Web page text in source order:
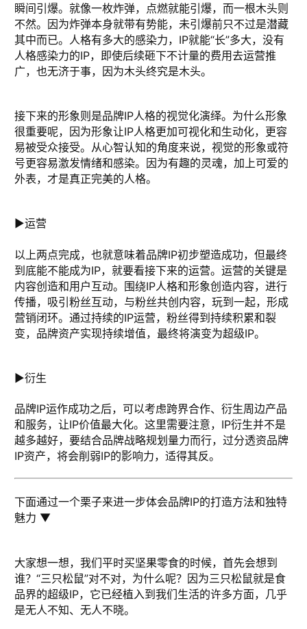
瞬间引爆。就像一枚炸弹，点燃就能引爆，而一根木头则
不然。因为炸弹本身就带有势能，未引爆前只不过是潜藏
其中而已。人格有多大的感染力，IP就能“长”多大，没有
人格感染力的IP，即使后续砸下不计量的费用去运营推
广，也无济于事，因为木头终究是木头。
接下来的形象则是品牌IP人格的视觉化演绎。为什么形象
很重要呢，因为形象让IP人格更加可视化和生动化，更容
易被受众接受。从心智认知的角度来说，视觉的形象或符
号更容易激发情绪和感染。因为有趣的灵魂，加上可爱的
外表，才是真正完美的人格。
►运营
以上两点完成，也就意味着品牌IP初步塑造成功，但最终
到底能不能成为IP，就要看接下来的运营。运营的关键是
内容创造和用户互动。围绕IP人格和形象创造内容，进行
传播，吸引粉丝互动，与粉丝共创内容，玩到一起，形成
营销闭环。通过持续的IP运营，粉丝得到持续积累和裂
变，品牌资产实现持续增值，最终将演变为超级IP。
►衍生
品牌IP运作成功之后，可以考虑跨界合作、衍生周边产品
和服务，让IP价值最大化。这里需要注意，IP衍生并不是
越多越好，要结合品牌战略规划量力而行，过分透资品牌
IP资产，将会削弱IP的影响力，适得其反。
下面通过一个栗子来进一步体会品牌IP的打造方法和独特
魅力 ▼
大家想一想，我们平时买坚果零食的时候，首先会想到
谁？“三只松鼠”对不对，为什么呢？因为三只松鼠就是食
品界的超级IP，它已经植入到我们生活的许多方面，几乎
是无人不知、无人不晓。